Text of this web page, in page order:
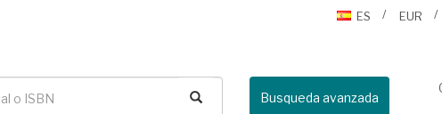
ES
EUR
Busqueda avanzada